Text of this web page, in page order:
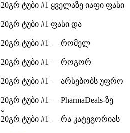
ტუბი #1 ყველაზე იაფი ფასი
ტუბი #1 ფასი და
20გრ ტუბი #1 — რომელ
20გრ ტუბი #1 — როგორ
20გრ ტუბი #1 — არსებობს უფრო
ტუბი #1 — PharmaDeals-ზე
⌄
ტუბი #1 — რა კატეგორიას